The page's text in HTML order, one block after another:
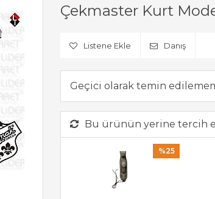
Çekmaster Kurt
Listene Ekle Danış
Geçici olarak temin
Bu ürünün yerine tercih
%25